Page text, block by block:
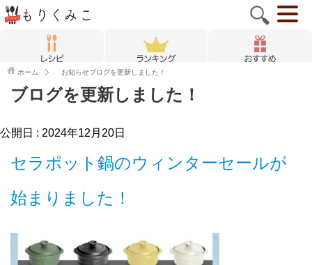
ホーム お知らせブログを更新しました！
ブログを更新しました！
公開日 : 2024年12月20日
セラポット鍋のウィンターセールが
始まりました！